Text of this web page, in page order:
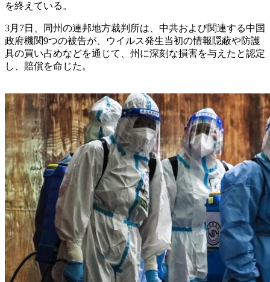
を終えている。
3月7日、同州の連邦地方裁判所は、中共および関連する中国
政府機関9つの被告が、ウイルス発生当初の情報隠蔽や防護
具の買い占めなどを通じて、州に深刻な損害を与えたと認定
し、賠償を命じた。